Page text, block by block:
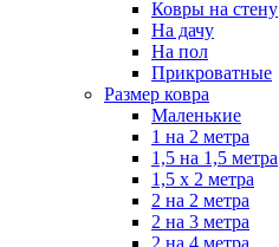
Ковры на стену
На дачу
На пол
Прикроватные
Размер ковра
Маленькие
1 на 2 метра
1,5 на 1,5 метра
1,5 х 2 метра
2 на 2 метра
2 на 3 метра
2 на 4 метра